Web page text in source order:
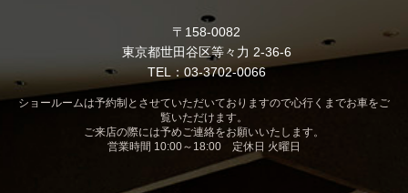
〒158-0082
東京都世田谷区等々力 2-36-6
TEL：03-3702-0066
ショールームは予約制とさせていただいておりますので心行くまでお車をご
覧いただけます。
ご来店の際には予めご連絡をお願いいたします。
営業時間 10:00～18:00 定休日 火曜日